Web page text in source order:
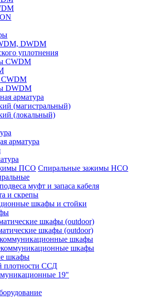
DWDM
уплотнения
CWDM
DWDM
арматура
(магистральный)
(локальный)
арматура
ПСО Спиральные зажимы НСО
муфт и запаса кабеля
и скрепы
шкафы и стойки
шкафы (outdoor)
шкафы (outdoor)
шкафы
шкафы
шкафы
плотности ССД
19"